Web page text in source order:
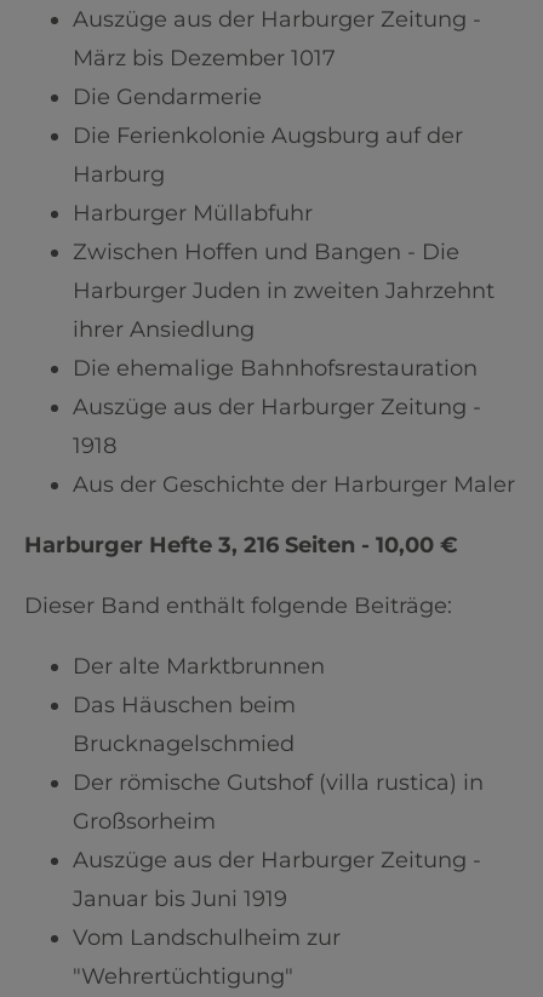
Auszüge aus der Harburger Zeitung -
März bis Dezember 1017
Die Gendarmerie
Die Ferienkolonie Augsburg auf der
Harburg
Harburger Müllabfuhr
Zwischen Hoffen und Bangen - Die
Harburger Juden in zweiten Jahrzehnt
ihrer Ansiedlung
Die ehemalige Bahnhofsrestauration
Auszüge aus der Harburger Zeitung -
1918
Aus der Geschichte der Harburger Maler
Harburger Hefte 3, 216 Seiten - 10,00 €
Dieser Band enthält folgende Beiträge:
Der alte Marktbrunnen
Das Häuschen beim
Brucknagelschmied
Der römische Gutshof (villa rustica) in
Großsorheim
Auszüge aus der Harburger Zeitung -
Januar bis Juni 1919
Vom Landschulheim zur
"Wehrertüchtigung"